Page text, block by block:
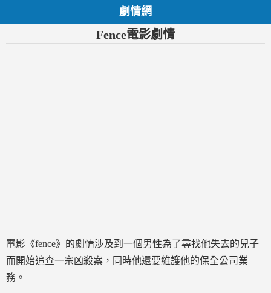
劇情網
Fence電影劇情
電影《fence》的劇情涉及到一個男性為了尋找他失去的兒子
而開始追查一宗凶殺案，同時他還要維護他的保全公司業
務。